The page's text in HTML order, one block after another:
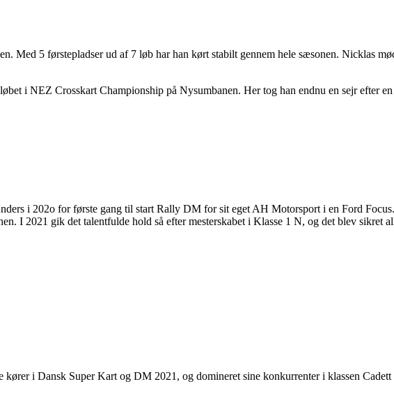
Med 5 førstepladser ud af 7 løb har han kørt stabilt gennem hele sæsonen. Nicklas
i NEZ Crosskart Championship på Nysumbanen. Her tog han endnu en sejr efter
i 202o for første gang til start Rally DM for sit eget AH Motorsport i en Ford
I 2021 gik det talentfulde hold så efter mesterskabet i Klasse 1 N, og det blev sikret
kører i Dansk Super Kart og DM 2021, og domineret sine konkurrenter i klassen